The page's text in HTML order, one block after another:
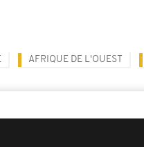
AFRIQUE DE L'OUEST